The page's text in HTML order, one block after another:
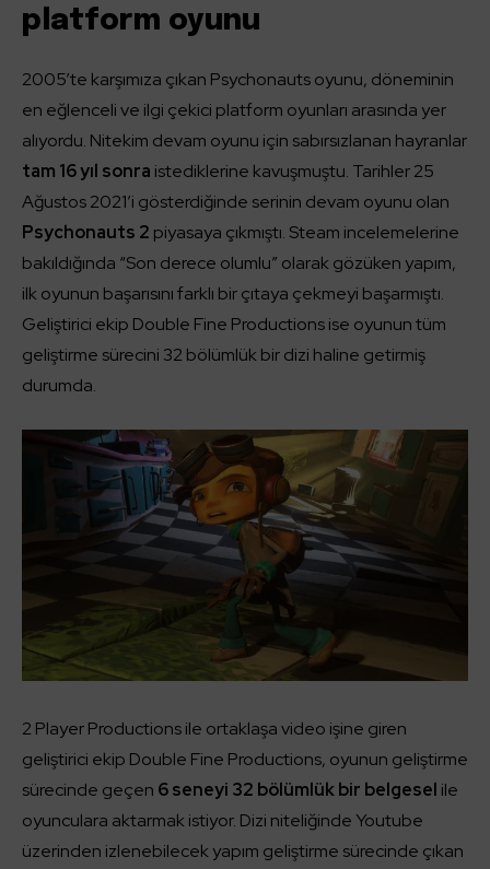
platform oyunu
2005’te karşımıza çıkan Psychonauts oyunu, döneminin
en eğlenceli ve ilgi çekici platform oyunları arasında yer
alıyordu. Nitekim devam oyunu için sabırsızlanan hayranlar
tam 16 yıl sonra istediklerine kavuşmuştu. Tarihler 25
Ağustos 2021’i gösterdiğinde serinin devam oyunu olan
Psychonauts 2 piyasaya çıkmıştı. Steam incelemelerine
bakıldığında “Son derece olumlu” olarak gözüken yapım,
ilk oyunun başarısını farklı bir çıtaya çekmeyi başarmıştı.
Geliştirici ekip Double Fine Productions ise oyunun tüm
geliştirme sürecini 32 bölümlük bir dizi haline getirmiş
durumda.
2 Player Productions ile ortaklaşa video işine giren
geliştirici ekip Double Fine Productions, oyunun geliştirme
sürecinde geçen 6 seneyi 32 bölümlük bir belgesel ile
oyunculara aktarmak istiyor. Dizi niteliğinde Youtube
üzerinden izlenebilecek yapım geliştirme sürecinde çıkan